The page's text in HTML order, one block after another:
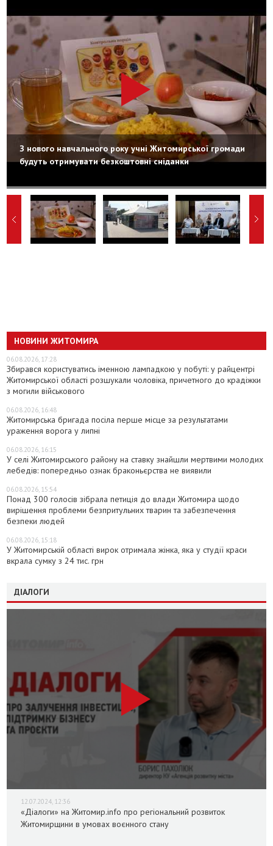
З нового навчального року учні Житомирської громади
будуть отримувати безкоштовні сніданки
НОВИНИ ЖИТОМИРА
06.08.2026, 17:28
Збирався користуватись іменною лампадкою у побуті: у райцентрі
Житомирської області розшукали чоловіка, причетного до крадіжки
з могили військового
06.08.2026, 16:48
Житомирська бригада посіла перше місце за результатами
ураження ворога у липні
06.08.2026, 16:15
У селі Житомирського району на ставку знайшли мертвими молодих
лебедів: попередньо ознак браконьєрства не виявили
06.08.2026, 15:54
Понад 300 голосів зібрала петиція до влади Житомира щодо
вирішення проблеми безпритульних тварин та забезпечення
безпеки людей
06.08.2026, 15:18
У Житомирській області вирок отримала жінка, яка у студії краси
вкрала сумку з 24 тис. грн
ДІАЛОГИ
12.07.2024, 12:36
«Діалоги» на Житомир.info про регіональний розвиток
Житомирщини в умовах воєнного стану